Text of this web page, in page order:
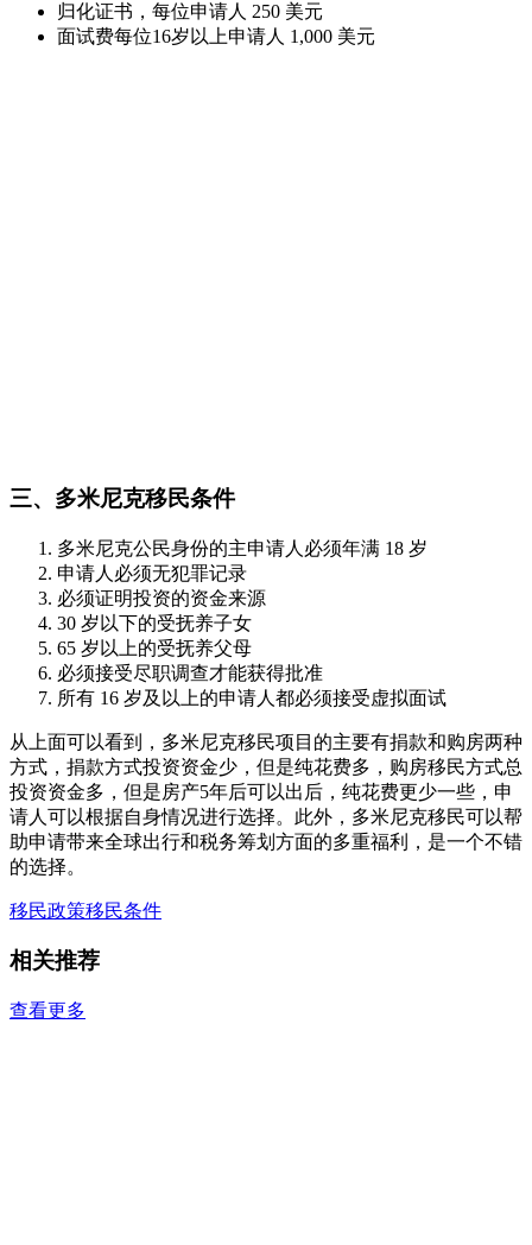
归化证书，每位申请人 250 美元
面试费每位16岁以上申请人 1,000 美元
三、多米尼克移民条件
多米尼克公民身份的主申请人必须年满 18 岁
申请人必须无犯罪记录
必须证明投资的资金来源
30 岁以下的受抚养子女
65 岁以上的受抚养父母
必须接受尽职调查才能获得批准
所有 16 岁及以上的申请人都必须接受虚拟面试
从上面可以看到，多米尼克移民项目的主要有捐款和购房两种
方式，捐款方式投资资金少，但是纯花费多，购房移民方式总
投资资金多，但是房产5年后可以出后，纯花费更少一些，申
请人可以根据自身情况进行选择。此外，多米尼克移民可以帮
助申请带来全球出行和税务筹划方面的多重福利，是一个不错
的选择。
移民政策移民条件
相关推荐
查看更多